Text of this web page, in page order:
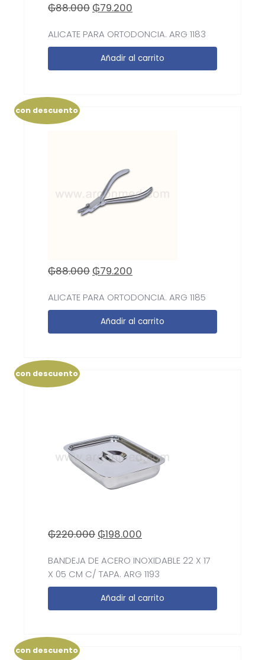
₲88.000 ₲79.200
ALICATE PARA ORTODONCIA. ARG 1183
Añadir al carrito
con descuento
₲88.000 ₲79.200
ALICATE PARA ORTODONCIA. ARG 1185
Añadir al carrito
con descuento
₲220.000 ₲198.000
BANDEJA DE ACERO INOXIDABLE 22 X 17
X 05 CM C/ TAPA. ARG 1193
Añadir al carrito
con descuento